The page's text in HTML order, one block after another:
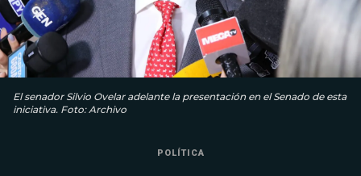
El senador Silvio Ovelar adelante la presentación en el Senado de esta
iniciativa. Foto: Archivo
POLÍTICA